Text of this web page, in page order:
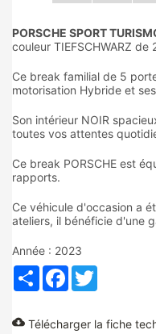
PORSCHE SPORT
couleur TIEFSCHWARZ
Ce break familial de 5
motorisation Hybride et
Son intérieur NOIR
toutes vos attentes
Ce break PORSCHE est
rapports.
Ce véhicule d'occasion a
ateliers, il bénéficie d'une
Année : 2023
PartagerFacebook
cloud_download Télécharger la fiche